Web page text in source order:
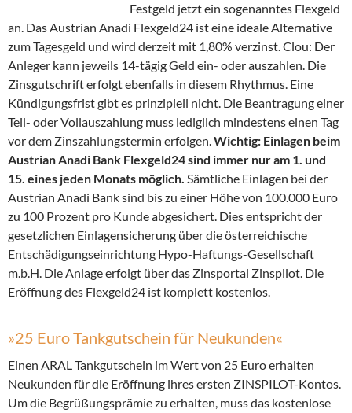
Festgeld jetzt ein sogenanntes Flexgeld
an. Das Austrian Anadi Flexgeld24 ist eine ideale Alternative
zum Tagesgeld und wird derzeit mit 1,80% verzinst. Clou: Der
Anleger kann jeweils 14-tägig Geld ein- oder auszahlen. Die
Zinsgutschrift erfolgt ebenfalls in diesem Rhythmus. Eine
Kündigungsfrist gibt es prinzipiell nicht. Die Beantragung einer
Teil- oder Vollauszahlung muss lediglich mindestens einen Tag
vor dem Zinszahlungstermin erfolgen.Wichtig: Einlagen beim
Austrian Anadi Bank Flexgeld24 sind immer nur am 1. und
15. eines jeden Monats möglich. Sämtliche Einlagen bei der
Austrian Anadi Bank sind bis zu einer Höhe von 100.000 Euro
zu 100 Prozent pro Kunde abgesichert. Dies entspricht der
gesetzlichen Einlagensicherung über die österreichische
Entschädigungseinrichtung Hypo-Haftungs-Gesellschaft
m.b.H. Die Anlage erfolgt über das Zinsportal Zinspilot. Die
Eröffnung des Flexgeld24 ist komplett kostenlos.
»25 Euro Tankgutschein für Neukunden«
Einen ARAL Tankgutschein im Wert von 25 Euro erhalten
Neukunden für die Eröffnung ihres ersten ZINSPILOT-Kontos.
Um die Begrüßungsprämie zu erhalten, muss das kostenlose